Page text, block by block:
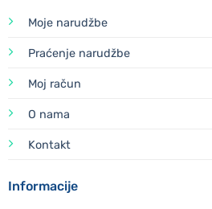
Moje narudžbe
Praćenje narudžbe
Moj račun
O nama
Kontakt
Informacije